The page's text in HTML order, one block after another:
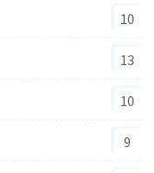
10
13
10
9